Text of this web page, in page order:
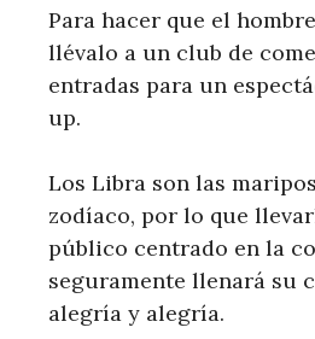
Para hacer que el
llévalo a un club de
entradas para un
up.
Los Libra son las
zodíaco, por lo que
público centrado en la
seguramente llenará su
alegría y alegría.